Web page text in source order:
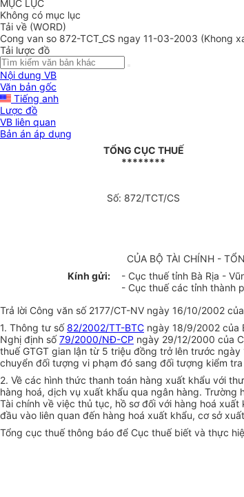
MỤC LỤC
Không có mục lục
Tải về (WORD)
Cong van so 872-TCT_CS ngay 11-03-2003 (Khong
Tải lược đồ
Nội dung VB
Văn bản gốc
Tiếng anh
Lược đồ
VB liên quan
Bản án áp dụng
TỔNG CỤC THUẾ
********
Số: 872/TCT/CS
CỦA BỘ TÀI CHÍNH -
Kính gửi:
- Cục thuế tỉnh Bà Rịa -
- Cục thuế các tỉnh thành
Trả lời Công văn số 2177/CT-NV ngày 16/10/2002
1. Thông tư số82/2002/TT-BTC ngày 18/9/2002 của
Nghị định số79/2000/NĐ-CP ngày 29/12/2000 của
thuế GTGT gian lận từ 5 triệu đồng trở lên trước
chuyển đối tượng vi phạm đó sang đối tượng kiểm
2. Về các hình thức thanh toán hàng xuất khẩu với
hàng hoá, dịch vụ xuất khẩu qua ngân hàng.
Tài chính về việc thủ tục, hồ sơ đối với hàng hoá
đầu vào liên quan đến hàng hoá xuất khẩu, cơ sở
Tổng cục thuế thông báo để Cục thuế biết và thực